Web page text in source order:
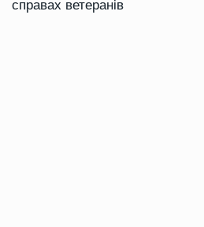
справах ветеранів